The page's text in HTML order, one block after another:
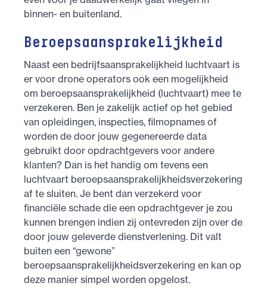
binnen- en buitenland.
Beroepsaansprakelijkheid
Naast een bedrijfsaansprakelijkheid luchtvaart is
er voor drone operators ook een mogelijkheid
om beroepsaansprakelijkheid (luchtvaart) mee te
verzekeren. Ben je zakelijk actief op het gebied
van opleidingen, inspecties, filmopnames of
worden de door jouw gegenereerde data
gebruikt door opdrachtgevers voor andere
klanten? Dan is het handig om tevens een
luchtvaart beroepsaansprakelijkheidsverzekering
af te sluiten. Je bent dan verzekerd voor
financiële schade die een opdrachtgever je zou
kunnen brengen indien zij ontevreden zijn over de
door jouw geleverde dienstverlening. Dit valt
buiten een “gewone”
beroepsaansprakelijkheidsverzekering en kan op
deze manier simpel worden opgelost.